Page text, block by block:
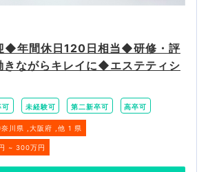
◆年間休日120日相当◆研修・評
きながらキレイに◆エステティシ
可 未経験可 第二新卒可 高卒可
奈川県 大阪府 他 1 県
~ 300万円